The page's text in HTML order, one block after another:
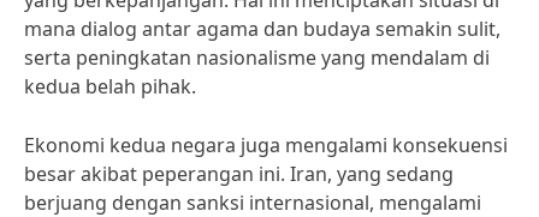
mana dialog antar agama dan budaya semakin sulit,
serta peningkatan nasionalisme yang mendalam di
kedua belah pihak.
Ekonomi kedua negara juga mengalami konsekuensi
besar akibat peperangan ini. Iran, yang sedang
berjuang dengan sanksi internasional, mengalami